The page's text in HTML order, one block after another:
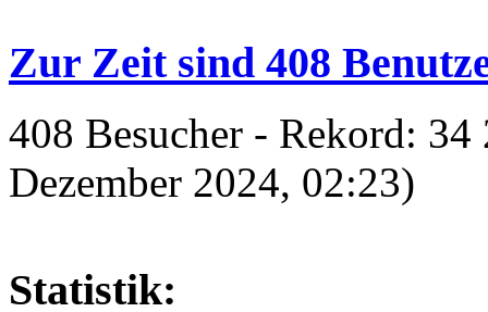
Zur Zeit sind 408
408 Besucher - Rekord:
Dezember 2024, 02:23)
Statistik: